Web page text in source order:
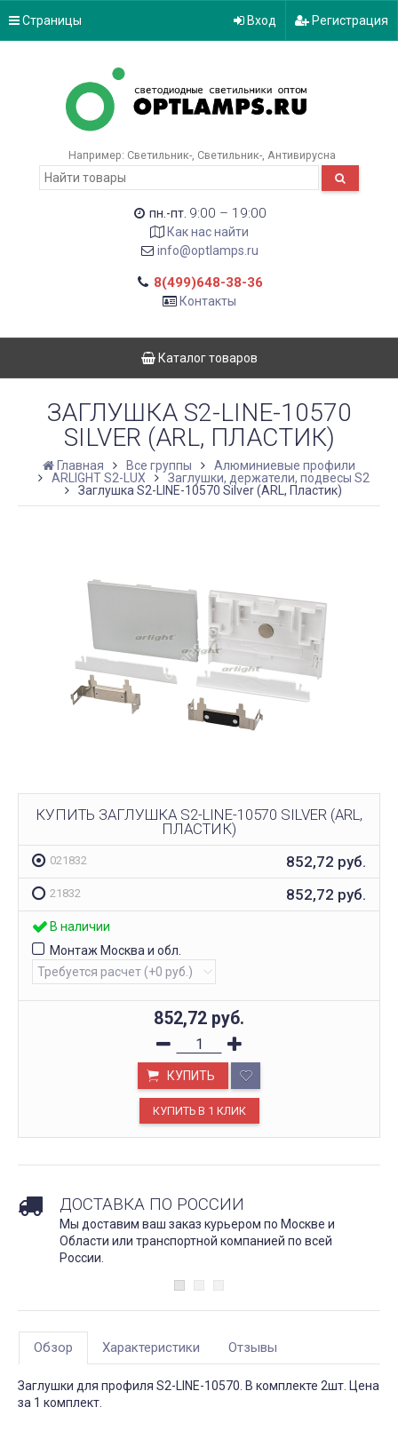
Страницы Вход Регистрация
Например: Светильник- Светильник- Антивирусна
пн.-пт. 9:00 – 19:00
Как нас найти
info@optlamps.ru
8(499)648-38-36
Контакты
Каталог товаров
ЗАГЛУШКА S2-LINE-10570
SILVER (ARL, ПЛАСТИК)
Главная Все группы
Алюминиевые профили
ARLIGHT S2-LUX
Заглушки, держатели, подвесы S2
Заглушка S2-LINE-10570 Silver (ARL, Пластик)
КУПИТЬ ЗАГЛУШКА S2-LINE-10570 SILVER (ARL,
ПЛАСТИК)
021832 852,72 руб.
21832 852,72 руб.
В наличии
Монтаж Москва и обл.
852,72 руб.
КУПИТЬ
ДОСТАВКА ПО РОССИИ
Мы доставим ваш заказ курьером по Москве и
Области или транспортной компанией по всей
России.
Обзор Характеристики Отзывы
Заглушки для профиля S2-LINE-10570. В комплекте 2шт. Цена
за 1 комплект.